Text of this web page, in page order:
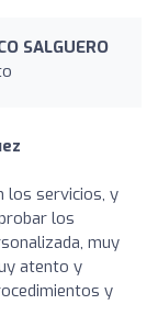
SALGUERO
los servicios, y
los
muy
atento y
y